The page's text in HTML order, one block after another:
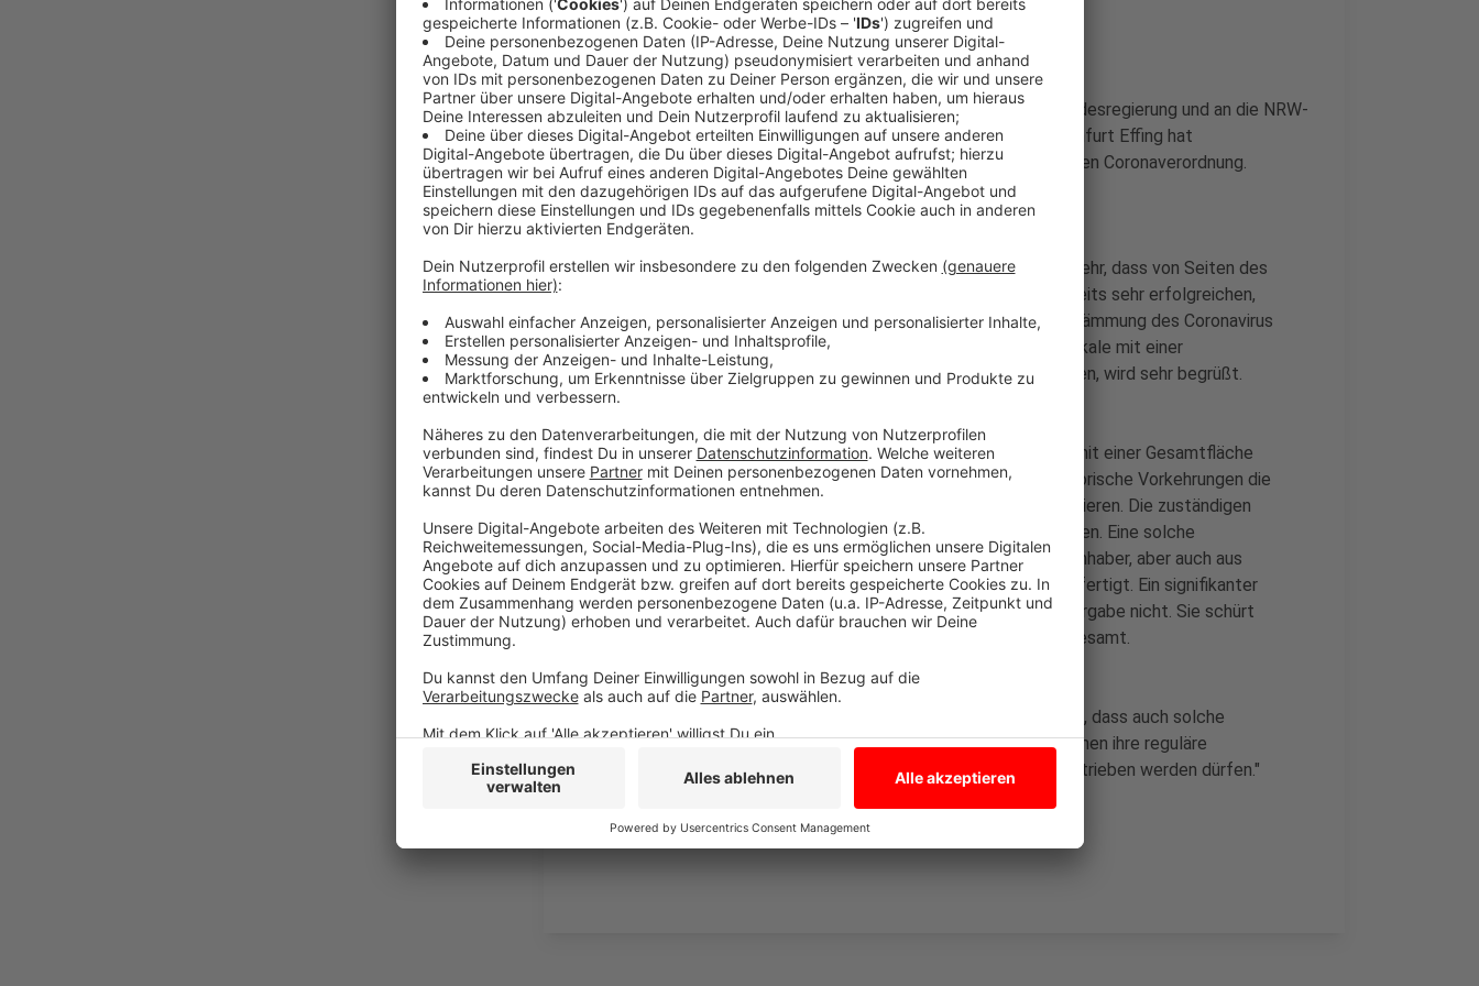
Anzeige
Politiker aus dem Münsterland haben einen Brandbrief an die Bundesregierung und an die NRW-
Landesregierung geschrieben. Auch der Landrat des Kreises Steinfurt Effing hat
unterschrieben. Die Politiker fordern eine Nachbesserung der neuen Coronaverordnung.
"Die Kreise im Münsterland und die Stadt Münster begrüßen sehr, dass von Seiten des
Bundes und des Landes nun konkrete Lockerungen der einerseits sehr erfolgreichen,
andererseits aber auch sehr belastenden Maßnahmen zur Eindämmung des Coronavirus
für den Einzelhandel erfolgen. Gerade die Maßnahme, Ladenlokale mit einer
Verkaufsfläche von bis zu 800 qm ab dem 20.04.2020 zu öffnen, wird sehr begrüßt.
Nicht nachvollziehbar ist aber, dass es Handelseinrichtungen mit einer Gesamtfläche
größer als 800 qm nicht gestattet ist, durch eigene organisatorische Vorkehrungen die
zugänglichen Verkaufsflächen auf höchstens 800 qm zu reduzieren. Die zuständigen
Ordnungsämter könnten die Einhaltung der Vorgaben überprüfen. Eine solche
Ungleichbehandlung ist aus Sicht der betroffenen Geschäftsinhaber, aber auch aus
unserer Sicht als in der Region Verantwortliche, nicht gerechtfertigt. Ein signifikanter
Mehrwert für den Infektionsschutz ergibt sich durch diese Vorgabe nicht. Sie schürt
Unfrieden und mindert die Akzeptanz für die Maßnahmen insgesamt.
Wir appellieren daher eindringlich, die Regelungen so zu ändern, dass auch solche
Handlungseinrichtungen, die durch geeignete Absperrmaßnahmen ihre reguläre
Verkaufsfläche auf unter 800 qm verringern, ab 20.04.2020 betrieben werden dürfen."
Anzeige